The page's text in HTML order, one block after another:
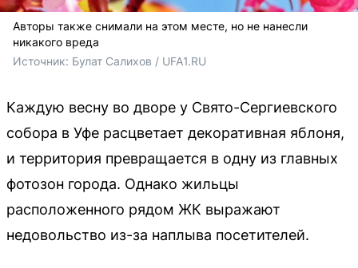
Авторы также снимали на этом месте, но не нанесли
никакого вреда
Источник: Булат Салихов / UFA1.RU
Каждую весну во дворе у Свято-Сергиевского
собора в Уфе расцветает декоративная яблоня,
и территория превращается в одну из главных
фотозон города. Однако жильцы
расположенного рядом ЖК выражают
недовольство из-за наплыва посетителей.